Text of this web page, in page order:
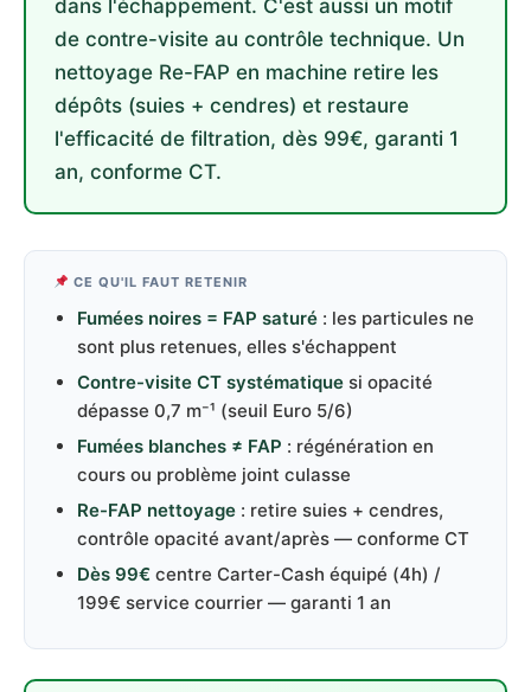
dans l'échappement. C'est aussi un motif
de contre-visite au contrôle technique. Un
nettoyage Re-FAP en machine retire les
dépôts (suies + cendres) et restaure
l'efficacité de filtration, dès 99€, garanti 1
an, conforme CT.
CE QU'IL FAUT RETENIR
Fumées noires = FAP saturé : les particules ne
sont plus retenues, elles s'échappent
Contre-visite CT systématique si opacité
dépasse 0,7 m⁻¹ (seuil Euro 5/6)
Fumées blanches ≠ FAP : régénération en
cours ou problème joint culasse
Re-FAP nettoyage : retire suies + cendres,
contrôle opacité avant/après — conforme CT
Dès 99€ centre Carter-Cash équipé (4h) /
199€ service courrier — garanti 1 an